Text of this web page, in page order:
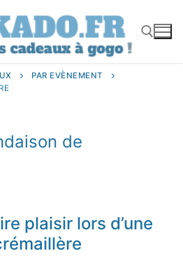
PAR EVÈNEMENT
de
plaisir lors d’une